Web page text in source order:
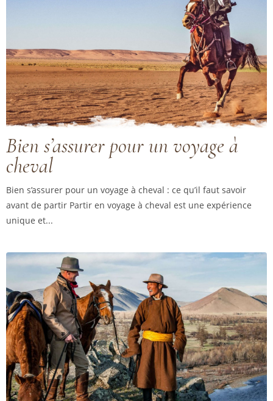
Bien s’assurer pour un voyage à
cheval
Bien s’assurer pour un voyage à cheval : ce qu’il faut savoir
avant de partir Partir en voyage à cheval est une expérience
unique et...